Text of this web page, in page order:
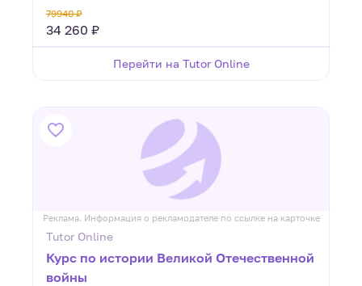
79940 ₽
34 260 ₽
Перейти на Tutor Online
Реклама. Информация о рекламодателе по ссылке на карточке
Tutor Online
Курс по истории Великой Отечественной
войны